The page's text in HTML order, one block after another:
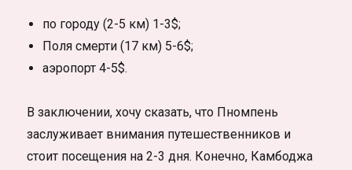
по городу (2-5 км) 1-3$;
Поля смерти (17 км) 5-6$;
аэропорт 4-5$.
В заключении, хочу сказать, что Пномпень
заслуживает внимания путешественников и
стоит посещения на 2-3 дня. Конечно, Камбоджа